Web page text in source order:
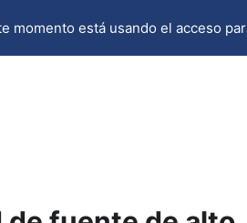
momento está usando el acceso